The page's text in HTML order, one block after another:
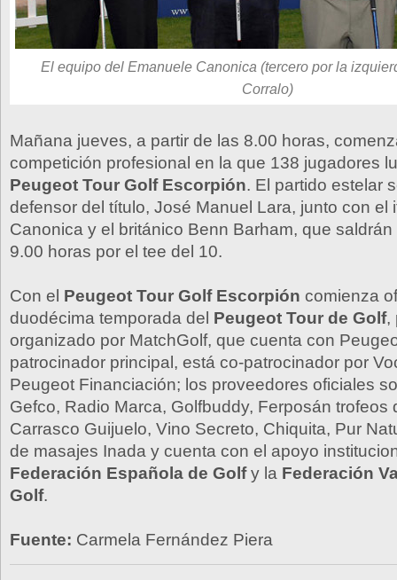
El equipo del Emanuele Canonica (tercero por la
Corralo)
Mañana jueves, a partir de las 8.00 horas,
competición profesional en la que 138 jugadores
Peugeot Tour Golf Escorpión. El partido estelar
defensor del título, José Manuel Lara, junto con el
Canonica y el británico Benn Barham, que
9.00 horas por el tee del 10.
Con el Peugeot Tour Golf Escorpión comienza
duodécima temporada del Peugeot Tour de Golf,
organizado por MatchGolf, que cuenta con
patrocinador principal, está co-patrocinador por
Peugeot Financiación; los proveedores oficiales
Gefco, Radio Marca, Golfbuddy, Ferposán trofeos
Carrasco Guijuelo, Vino Secreto, Chiquita, Pur
de masajes Inada y cuenta con el apoyo
Federación Española de Golfy la Federación
Golf.
Fuente: Carmela Fernández Piera